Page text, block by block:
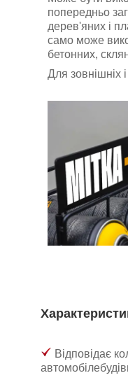
попередньо
дерев'яних і
само може
бетонних,
Для зовнішніх
Відповідає